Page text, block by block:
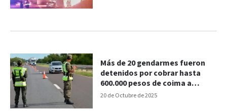
20 de Octubre de 2025
Más de 20 gendarmes fueron
detenidos por cobrar hasta
600.000 pesos de coima a
camioneros